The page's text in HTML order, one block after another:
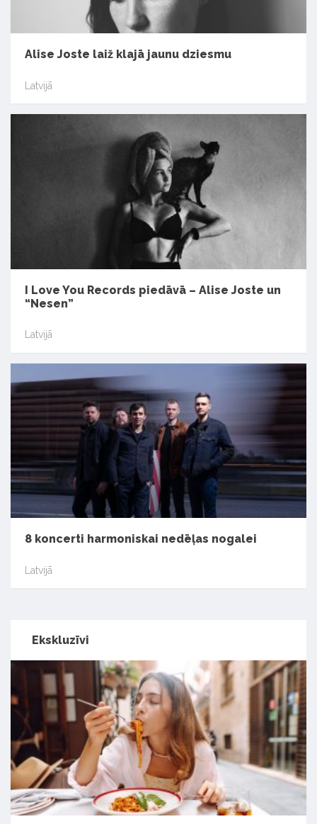
Alise Joste laiž klajā jaunu dziesmu
Latvijā
I Love You Records piedāvā – Alise Joste un
“Nesen”
Latvijā
8 koncerti harmoniskai nedēļas nogalei
Latvijā
Ekskluzīvi